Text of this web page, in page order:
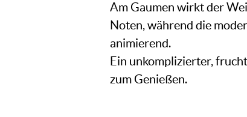
Am Gaumen wirkt der
Noten, während die
animierend.
Ein unkomplizierter,
zum Genießen.